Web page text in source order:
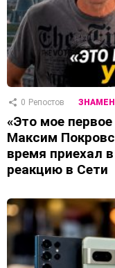
0 Репостов
«Это мое
Максим
время приехал
реакцию в Сети